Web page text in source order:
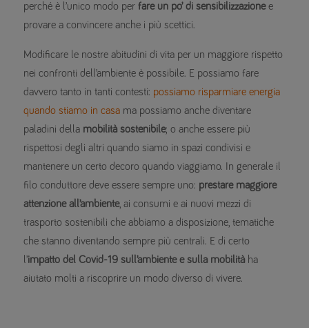
perché è l’unico modo per fare un po’ di sensibilizzazionee
provare a convincere anche i più scettici.
Modificare le nostre abitudini di vita per un maggiore rispetto
nei confronti dell’ambiente è possibile. E possiamo fare
davvero tanto in tanti contesti: possiamo risparmiare energia
quando stiamo in casa ma possiamo anche diventare
paladini della mobilità sostenibile; o anche essere più
rispettosi degli altri quando siamo in spazi condivisi e
mantenere un certo decoro quando viaggiamo. In generale il
filo conduttore deve essere sempre uno: prestare maggiore
attenzione all’ambiente, ai consumi e ai nuovi mezzi di
trasporto sostenibili che abbiamo a disposizione, tematiche
che stanno diventando sempre più centrali. E di certo
l’impatto del Covid-19 sull’ambiente e sulla mobilità ha
aiutato molti a riscoprire un modo diverso di vivere.